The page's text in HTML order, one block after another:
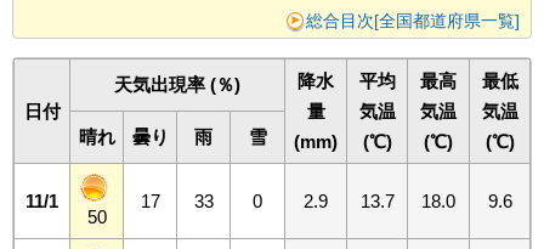
総合目次[全国都道府県一覧]
日付
天気出現率 (％)
降水
量
(mm)
平均
気温
(℃)
最高
気温
(℃)
最低
気温
(℃)
晴れ 曇り 雨 雪
11/1
50
17 33 0 2.9 13.7 18.0 9.6